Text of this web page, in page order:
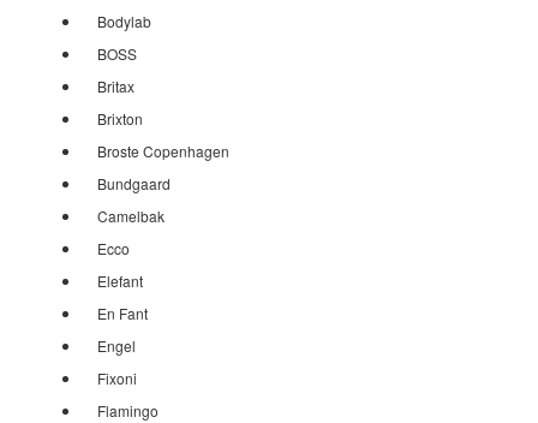
Bodylab
BOSS
Britax
Brixton
Broste Copenhagen
Bundgaard
Camelbak
Ecco
Elefant
En Fant
Engel
Fixoni
Flamingo